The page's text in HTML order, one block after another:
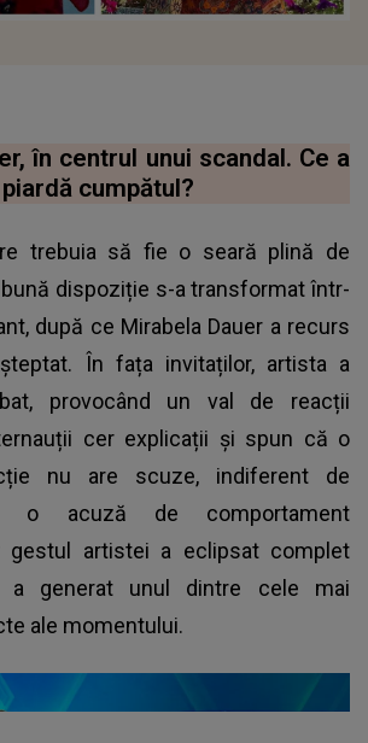
în centrul unui scandal. Ce a
cumpătul?
trebuia să fie o seară plină de
dispoziție s-a transformat într-
după ce Mirabela Dauer a recurs
În fața invitaților, artista a
provocând un val de reacții
cer explicații și spun că o
nu are scuze, indiferent de
o acuză de comportament
gestul artistei a eclipsat complet
a generat unul dintre cele mai
ale momentului.